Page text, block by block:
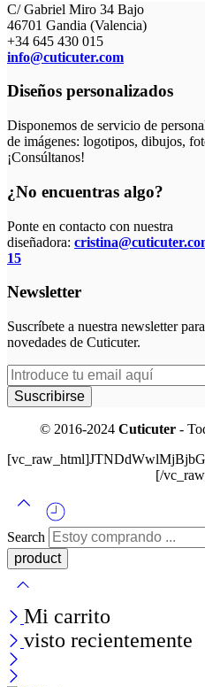
C/ Gabriel Miro 34 Bajo
46701 Gandia (Valencia)
+34 645 430 015
info@cuticuter.com
Diseños personalizados
Disponemos de servicio de
de imágenes: logotipos, dibujos,
¡Consúltanos!
¿No encuentras algo?
Ponte en contacto con nuestra
diseñadora:
15
Newsletter
Suscríbete a nuestra newsletter
novedades de Cuticuter.
© 2016-2024 Cuticuter-
[/
Search
Mi carrito
visto recientemente